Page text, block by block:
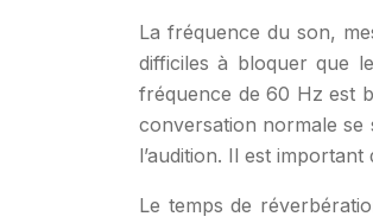
La fréquence du son,
difficiles à bloquer que
fréquence de 60 Hz est
conversation normale se
l’audition. Il est
Le temps de